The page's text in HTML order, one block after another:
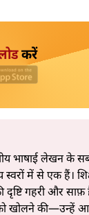
से वे
को जानने
के नीचे
भरी।